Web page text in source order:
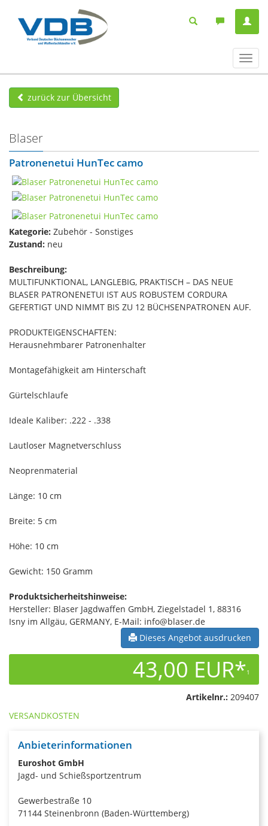
ein-/
zurück zur Übersicht
Blaser
Patronenetui HunTec camo
Kategorie: Zubehör - Sonstiges
Zustand: neu
Beschreibung:
MULTIFUNKTIONAL, LANGLEBIG, PRAKTISCH – DAS NEUE
BLASER PATRONENETUI IST AUS ROBUSTEM CORDURA
GEFERTIGT UND NIMMT BIS ZU 12 BÜCHSENPATRONEN AUF.
PRODUKTEIGENSCHAFTEN:
Herausnehmbarer Patronenhalter
Montagefähigkeit am Hinterschaft
Gürtelschlaufe
Ideale Kaliber: .222 - .338
Lautloser Magnetverschluss
Neoprenmaterial
Länge: 10 cm
Breite: 5 cm
Höhe: 10 cm
Gewicht: 150 Gramm
Produktsicherheitshinweise:
Hersteller: Blaser Jagdwaffen GmbH, Ziegelstadel 1, 88316
Isny im Allgäu, GERMANY, E-Mail: info@blaser.de
Dieses Angebot ausdrucken
43,00 EUR*1
Artikelnr.: 209407
VERSANDKOSTEN
Anbieterinformationen
Euroshot GmbH
Jagd- und Schießsportzentrum
Gewerbestraße 10
71144 Steinenbronn (Baden-Württemberg)